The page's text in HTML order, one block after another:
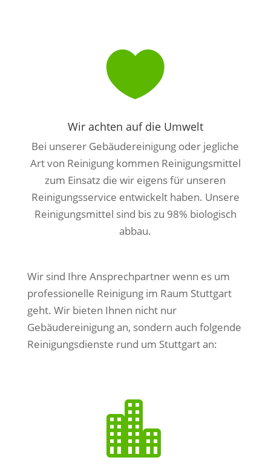

Wir achten auf die Umwelt
Bei unserer Gebäudereinigung oder jegliche
Art von Reinigung kommen Reinigungsmittel
zum Einsatz die wir eigens für unseren
Reinigungsservice entwickelt haben. Unsere
Reinigungsmittel sind bis zu 98% biologisch
abbau.
Wir sind Ihre Ansprechpartner wenn es um
professionelle Reinigung im Raum Stuttgart
geht. Wir bieten Ihnen nicht nur
Gebäudereinigung an, sondern auch folgende
Reinigungsdienste rund um Stuttgart an:
